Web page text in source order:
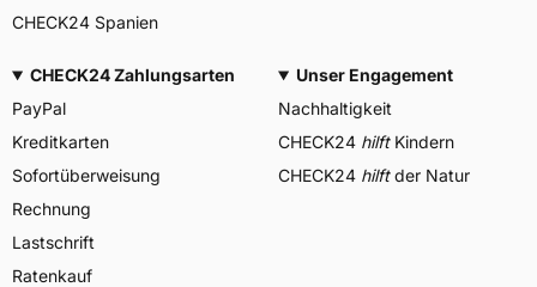
CHECK24 Spanien
CHECK24 Zahlungsarten
PayPal
Kreditkarten
Sofortüberweisung
Rechnung
Lastschrift
Ratenkauf
Unser Engagement
Nachhaltigkeit
CHECK24 hilftKindern
CHECK24 hilftder Natur